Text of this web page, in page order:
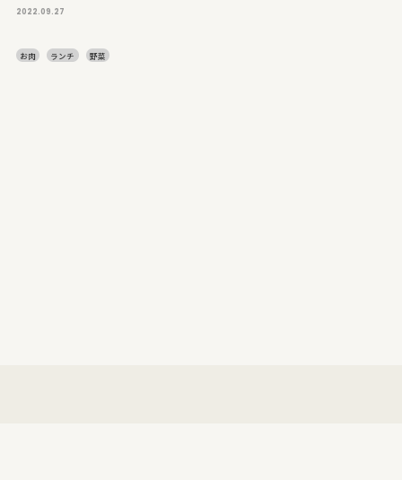
2022.09.27
お肉 ランチ 野菜